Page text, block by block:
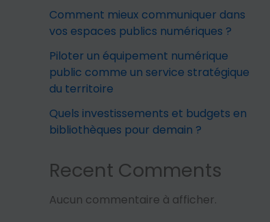
Comment mieux communiquer dans
vos espaces publics numériques ?
Piloter un équipement numérique
public comme un service stratégique
du territoire
Quels investissements et budgets en
bibliothèques pour demain ?
Recent Comments
Aucun commentaire à afficher.